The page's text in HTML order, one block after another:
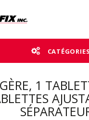
1
CATÉGORIES